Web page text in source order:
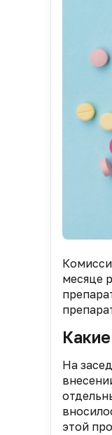
месяце
На
этой